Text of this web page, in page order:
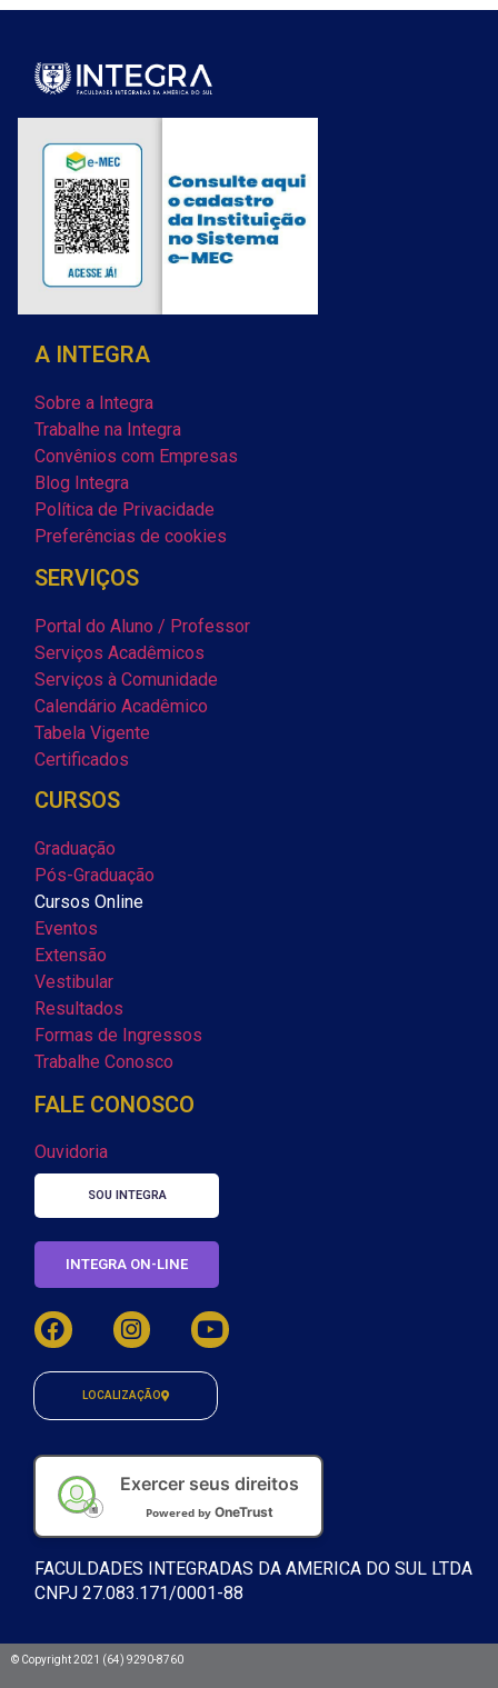
A INTEGRA
Sobre a Integra
Trabalhe na Integra
Convênios com Empresas
Blog Integra
Política de Privacidade
Preferências de cookies
SERVIÇOS
Portal do Aluno / Professor
Serviços Acadêmicos
Serviços à Comunidade
Calendário Acadêmico
Tabela Vigente
Certificados
CURSOS
Graduação
Pós-Graduação
Cursos Online
Eventos
Extensão
Vestibular
Resultados
Formas de Ingressos
Trabalhe Conosco
FALE CONOSCO
Ouvidoria
SOU INTEGRA
INTEGRA ON-LINE
LOCALIZAÇÃO
Exercer seus direitos
Powered by OneTrust
FACULDADES INTEGRADAS DA AMERICA DO SUL LTDA
CNPJ 27.083.171/0001-88
© Copyright 2021 (64) 9290-8760